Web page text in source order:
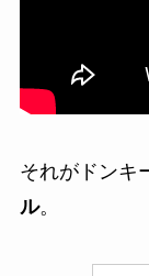
それがドンキ
ル。